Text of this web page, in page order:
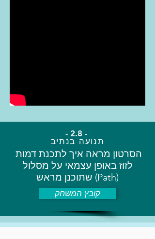
- 2.8 -
תנועה בנתיב
הסרטון מראה איך לתכנת דמות
לזוז באופן עצמאי על מסלול
(Path) שתוכנן מראש
קובץ המשחק